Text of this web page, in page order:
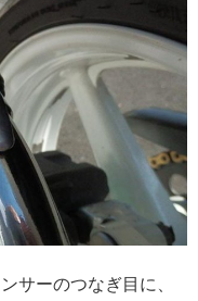
サーのつなぎ目に、